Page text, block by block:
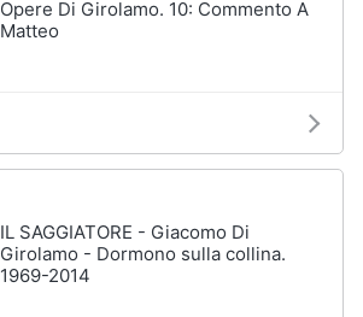
Opere Di Girolamo. 10: Commento A
Matteo
IL SAGGIATORE - Giacomo Di
Girolamo - Dormono sulla collina.
1969-2014